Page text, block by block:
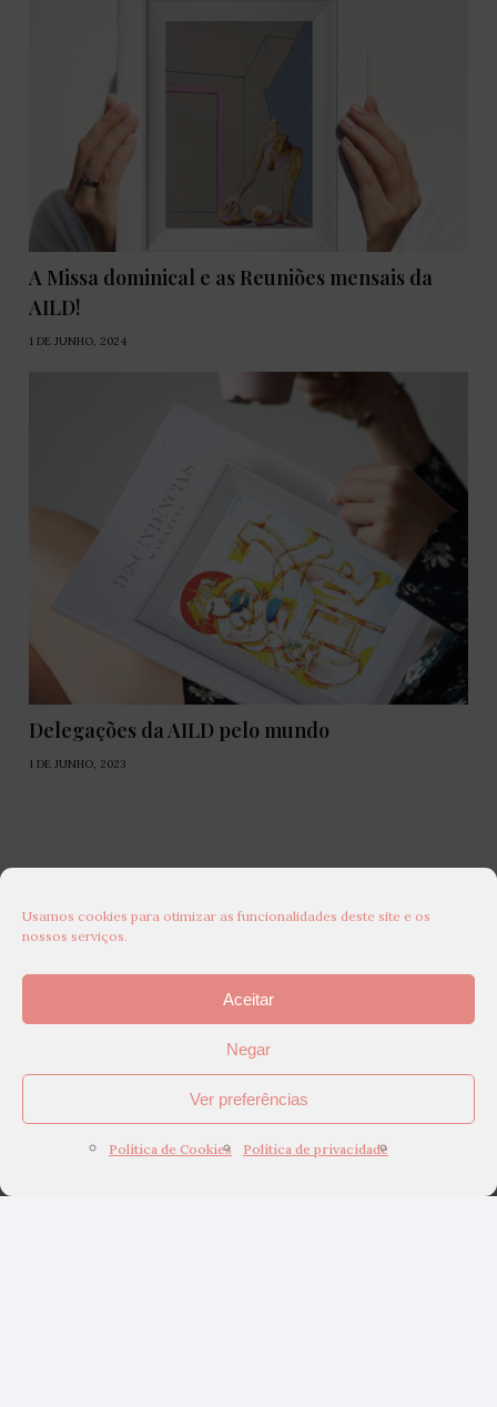
Usamos cookies para otimizar as funcionalidades deste site e os
nossos serviços.
Aceitar
Negar
Ver preferências
Política de Cookies Política de privacidade
A Missa dominical e as Reuniões mensais da
AILD!
1 DE JUNHO, 2024
Delegações da AILD pelo mundo
1 DE JUNHO, 2023